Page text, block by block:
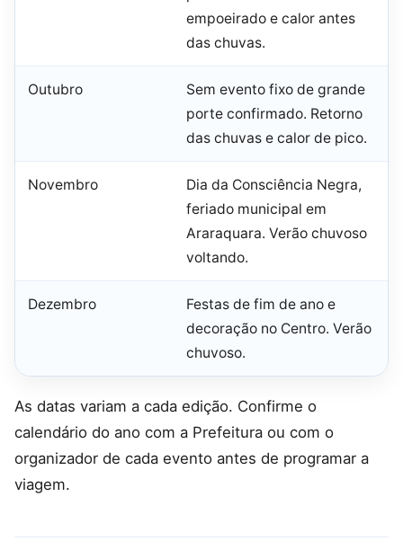
empoeirado e calor antes
das chuvas.
Outubro
Sem evento fixo de grande
porte confirmado. Retorno
das chuvas e calor de pico.
Novembro
Dia da Consciência Negra,
feriado municipal em
Araraquara. Verão chuvoso
voltando.
Dezembro
Festas de fim de ano e
decoração no Centro. Verão
chuvoso.
As datas variam a cada edição. Confirme o
calendário do ano com a Prefeitura ou com o
organizador de cada evento antes de programar a
viagem.